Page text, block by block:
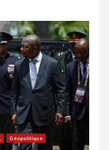
Géopolitique